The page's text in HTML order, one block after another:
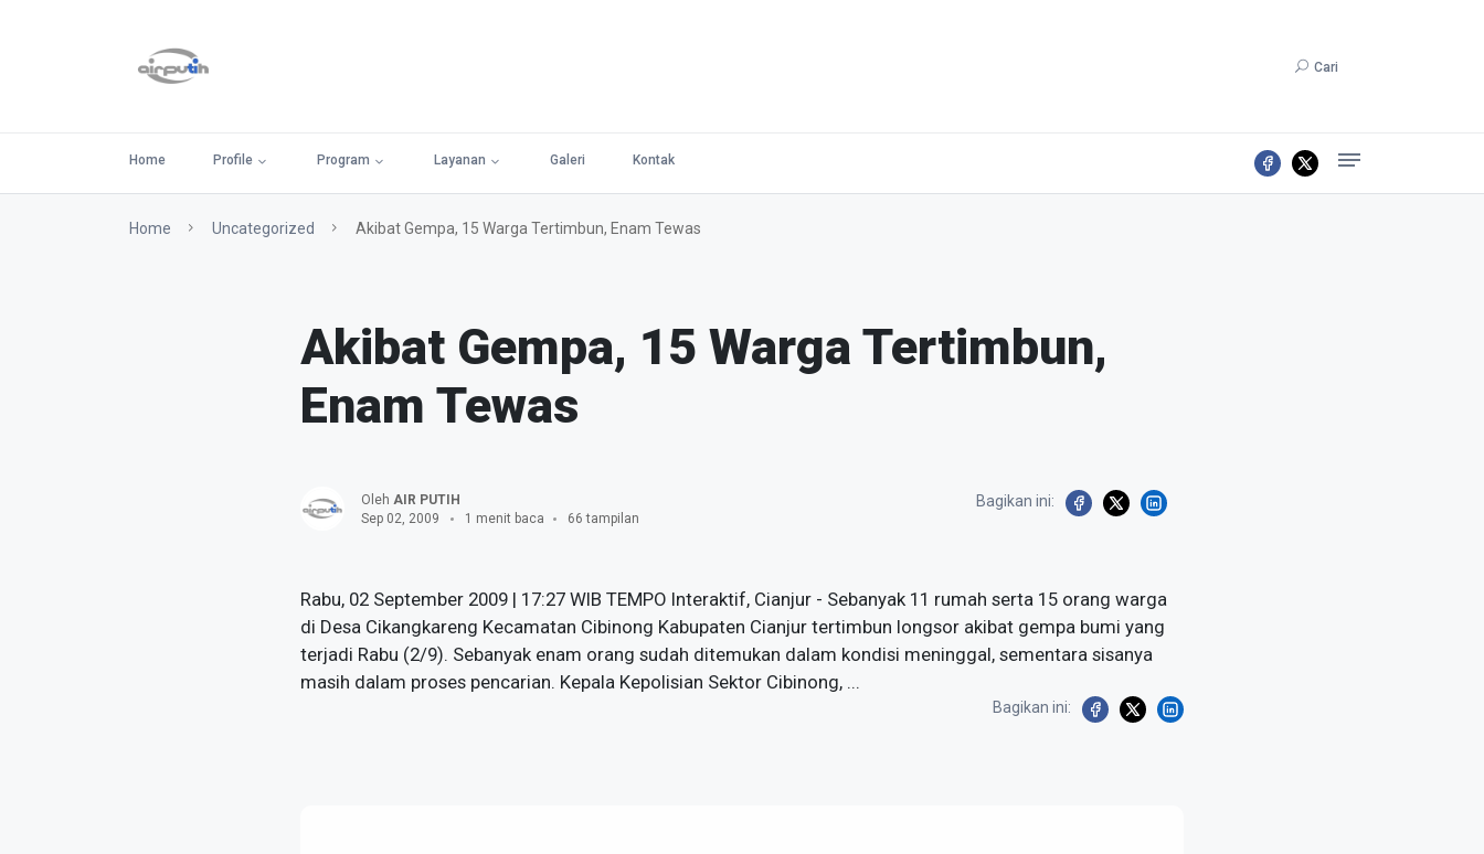
Cari
Home Profile Program Layanan Galeri Kontak
Home Uncategorized Akibat Gempa, 15 Warga Tertimbun, Enam Tewas
Akibat Gempa, 15 Warga Tertimbun,
Enam Tewas
Oleh AIR PUTIH
Sep 02, 2009
1 menit baca 66 tampilan
Bagikan ini:
Rabu, 02 September 2009 | 17:27 WIB TEMPO Interaktif, Cianjur - Sebanyak 11 rumah serta 15 orang warga
di Desa Cikangkareng Kecamatan Cibinong Kabupaten Cianjur tertimbun longsor akibat gempa bumi yang
terjadi Rabu (2/9). Sebanyak enam orang sudah ditemukan dalam kondisi meninggal, sementara sisanya
masih dalam proses pencarian. Kepala Kepolisian Sektor Cibinong, ...
Bagikan ini: